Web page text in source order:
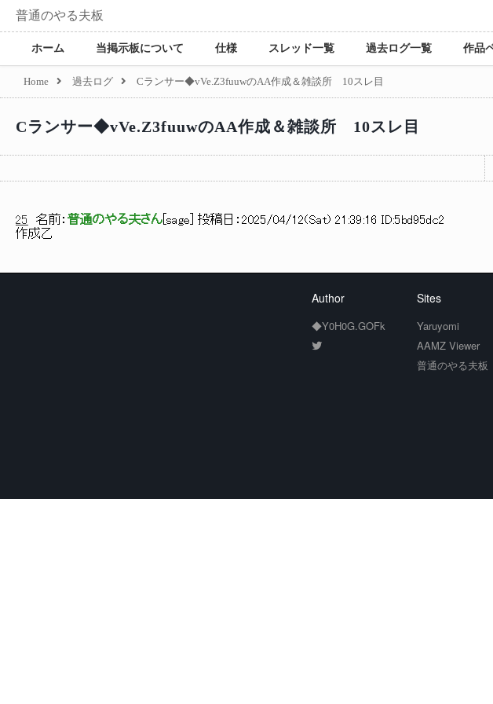
普通のやる夫板
ホーム 当掲示板について 仕様 スレッド一覧 過去ログ一覧 作品
Home 過去ログ Cランサー◆vVe.Z3fuuwのAA作成＆雑談所 10スレ目
Cランサー◆vVe.Z3fuuwのAA作成＆雑談所 10スレ目
25 名前： 普通のやる夫さん sage ] 投稿日： 2025/04/12(Sat) 21:39:16 ID:5bd95dc2
作成乙
Author
◆Y0H0G.GOFk
Sites
Yaruyomi
AAMZ Viewer
普通のやる夫板